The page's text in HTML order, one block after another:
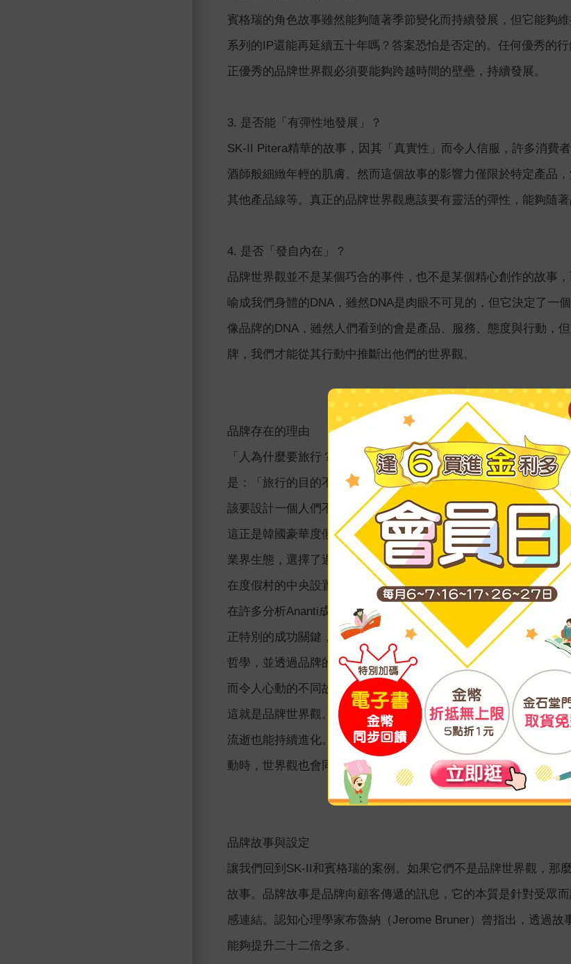
賓格瑞的角色故事雖然能夠隨著季節變化而持續發展，但它能夠
系列的IP還能再延續五十年嗎？答案恐怕是否定的。任何優秀的
正優秀的品牌世界觀必須要能夠跨越時間的壁壘，持續發展。
3. 是否能「有彈性地發展」？
SK-II Pitera精華的故事，因其「真實性」而令人信服，許多消費
酒師般細緻年輕的肌膚。然而這個故事的影響力僅限於特定產品
其他產品線等。真正的品牌世界觀應該要有靈活的彈性，能夠隨
4. 是否「發自內在」？
品牌世界觀並不是某個巧合的事件，也不是某個精心創作的故事
喻成我們身體的DNA，雖然DNA是肉眼不可見的，但它決定了一
像品牌的DNA，雖然人們看到的會是產品、服務、態度與行動，
牌，我們才能從其行動中推斷出他們的世界觀。
品牌存在的理由
「人為什麼要旅行？旅行的目的究竟是什麼？」這是規劃出高級
是：「旅行的目的不只是看美景、吃美食……旅行是一場與未知
該要設計一個人們不熟悉的、讓人悸動的故事，為旅客提供這樣
這正是韓國豪華度假村品牌「Ananti」的故事，Ananti 改變了以
業界生態，選擇了過去較不受關注的地區作為發展據點，創造令
在度假村的中央設置書店，並讓餐飲體驗與當地文化故事結合……
在許多分析Ananti成功案例的文章中，許多人會歸因於上述這些
正特別的成功關鍵，其實在於貫穿這一切的「Ananti的世界觀」
哲學，並透過品牌的每一個細節嚴謹地去貫徹執行。Ananti每進
而令人心動的不同故事。
這就是品牌世界觀。品牌世界觀不應止步於單一獨立的要素，而
流逝也能持續進化。它應該像一本不設下結局的小說，每當翻頁
動時，世界觀也會同步成長，讓故事更加遼闊、更加深入。
品牌故事與設定
讓我們回到SK-II和賓格瑞的案例。如果它們不是品牌世界觀，那
故事。品牌故事是品牌向顧客傳遞的訊息，它的本質是針對受眾
感連結。認知心理學家布魯納（Jerome Bruner）曾指出，透過
能夠提升二十二倍之多。